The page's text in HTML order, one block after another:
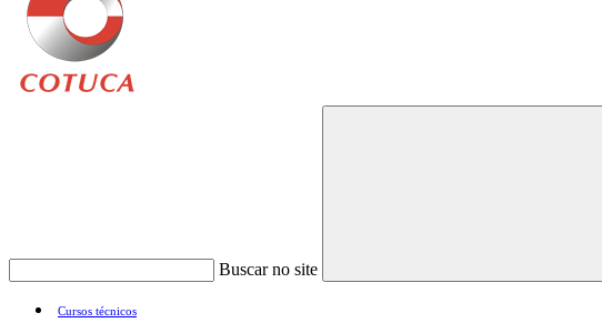
Buscar no site
Buscar
Cursos técnicos